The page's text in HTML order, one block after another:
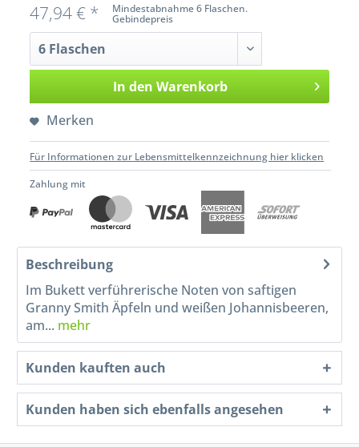
Mindestabnahme 6 Flaschen.
Gebindepreis
47,94 € *
In den Warenkorb
Merken
Für Informationen zur Lebensmittelkennzeichnung hier klicken
Zahlung mit
Beschreibung
Im Bukett verführerische Noten von saftigen
Granny Smith Äpfeln und weißen Johannisbeeren,
am... mehr
Kunden kauften auch
Kunden haben sich ebenfalls angesehen